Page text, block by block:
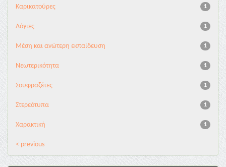
1
Καρικατούρες
1
Λόγιες
1
Μέση και ανώτερη εκπαίδευση
1
Νεωτερικότητα
1
Σουφραζέτες
1
Στερεότυπα
1
Χαρακτική
< previous